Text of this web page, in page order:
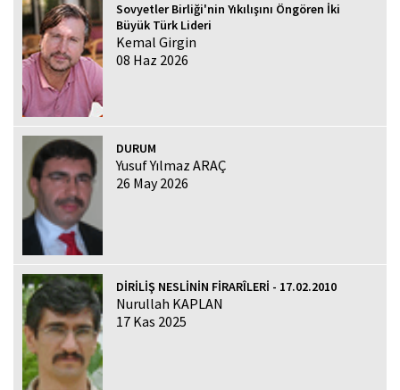
Sovyetler Birliği'nin Yıkılışını Öngören İki
Büyük Türk Lideri
Kemal Girgin
08 Haz 2026
DURUM
Yusuf Yılmaz ARAÇ
26 May 2026
DİRİLİŞ NESLİNİN FİRARÎLERİ - 17.02.2010
Nurullah KAPLAN
17 Kas 2025